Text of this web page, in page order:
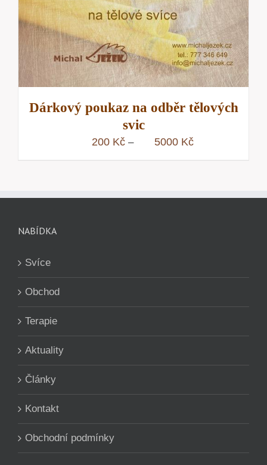
Dárkový poukaz na odběr tělových
svic
200 Kč – 5000 KčRozpětí
NABÍDKA
Svíce
Obchod
Terapie
Aktuality
Články
Kontakt
Obchodní podmínky